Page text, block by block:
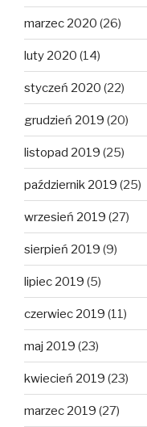
marzec 2020 (26)
luty 2020 (14)
styczeń 2020 (22)
grudzień 2019 (20)
listopad 2019 (25)
październik 2019 (25)
wrzesień 2019 (27)
sierpień 2019 (9)
lipiec 2019 (5)
czerwiec 2019 (11)
maj 2019 (23)
kwiecień 2019 (23)
marzec 2019 (27)